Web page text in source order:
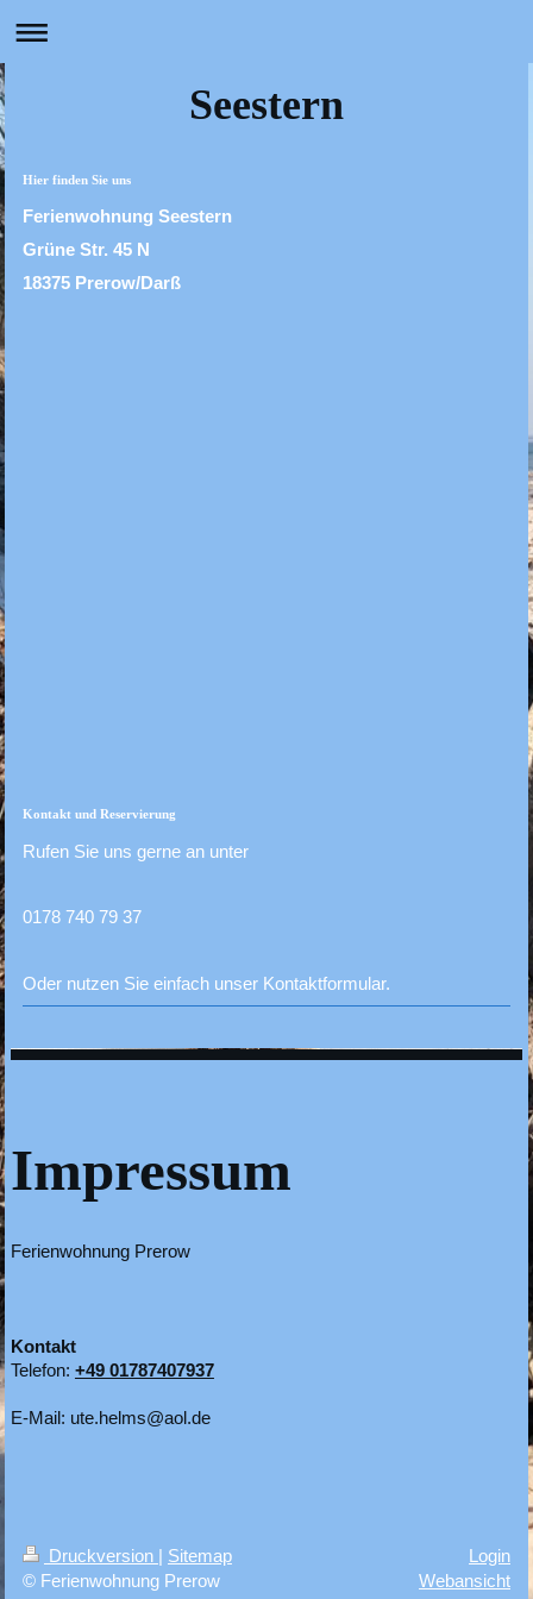
Seestern
Hier finden Sie uns
Ferienwohnung Seestern
Grüne Str. 45 N
18375 Prerow/Darß
Kontakt und Reservierung
Rufen Sie uns gerne an unter
0178 740 79 37
Oder nutzen Sie einfach unser Kontaktformular.
Impressum
Ferienwohnung Prerow
Kontakt
Telefon: +49 01787407937
E-Mail: ute.helms@aol.de
Druckversion | Sitemap
© Ferienwohnung Prerow
Login
Webansicht